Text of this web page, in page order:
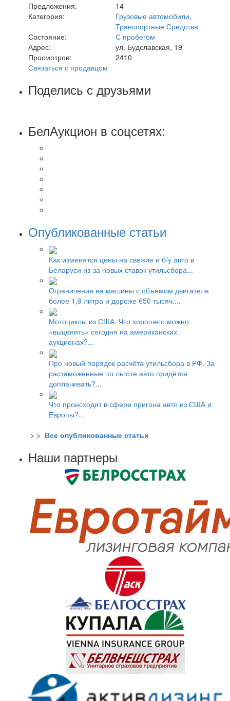
Предложения:
14
Категория:
Грузовые автомобили,
Транспортные Средства
Состояние:
С пробегом
Адрес:
ул. Будславская, 19
Просмотров:
2410
Связаться с продавцом
Поделись с друзьями
БелАукцион в соцсетях:
Опубликованные статьи
Как изменятся цены на свежие и б/у авто в
Беларуси из-за новых ставок утильсбора...
Ограничения на машины с объёмом двигателя
более 1,9 литра и дороже €50 тысяч....
Мотоциклы из США. Что хорошего можно
«выцепить» сегодня на американских
аукционах?...
Про новый порядок расчёта утильсбора в РФ. За
растаможенные по льготе авто придётся
доплачивать?...
Что происходит в сфере пригона авто из США и
Европы?...
> > Все опубликованные статьи
Наши партнеры